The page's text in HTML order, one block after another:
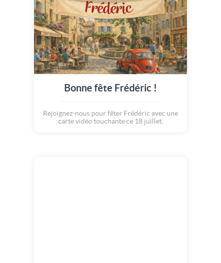
Bonne fête Frédéric !
Rejoignez-nous pour fêter Frédéric avec une
carte vidéo touchante ce 18 juillet.